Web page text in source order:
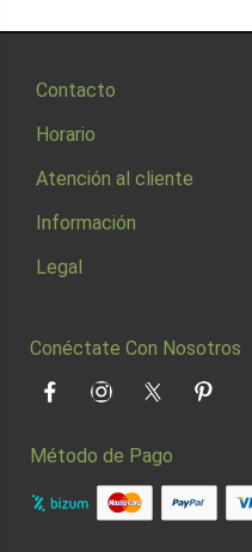
Contacto
Horario
Atención al cliente
Información
Legal
Conéctate Con Nosotros
FacebookInstagramTwitter Pinterest
Método de Pago